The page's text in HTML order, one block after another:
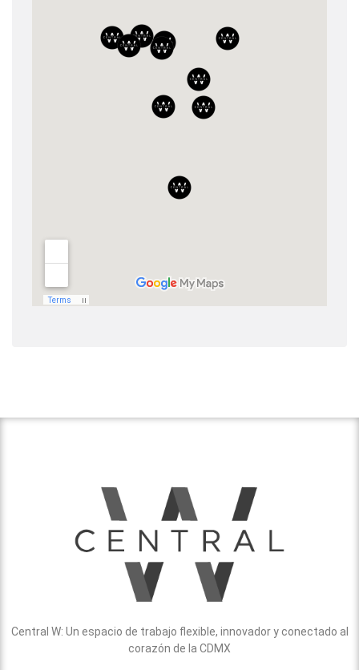
Central W: Un espacio de trabajo flexible, innovador y conectado al
corazón de la CDMX